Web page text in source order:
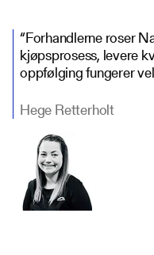
“Forhandlerne roser
kjøpsprosess, levere
oppfølging fungerer
Hege Retterholt